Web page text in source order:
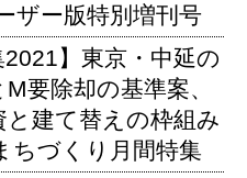
ザー版特別増刊号
】東京・中延の
要除却の基準案、
建て替えの枠組み
ちづくり月間特集